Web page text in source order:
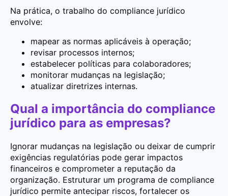
Na prática, o trabalho do compliance jurídico
envolve:
mapear as normas aplicáveis à operação;
revisar processos internos;
estabelecer políticas para colaboradores;
monitorar mudanças na legislação;
atualizar diretrizes internas.
Qual a importância do compliance
jurídico para as empresas?
Ignorar mudanças na legislação ou deixar de cumprir
exigências regulatórias pode gerar impactos
financeiros e comprometer a reputação da
organização. Estruturar um programa de compliance
jurídico permite antecipar riscos, fortalecer os